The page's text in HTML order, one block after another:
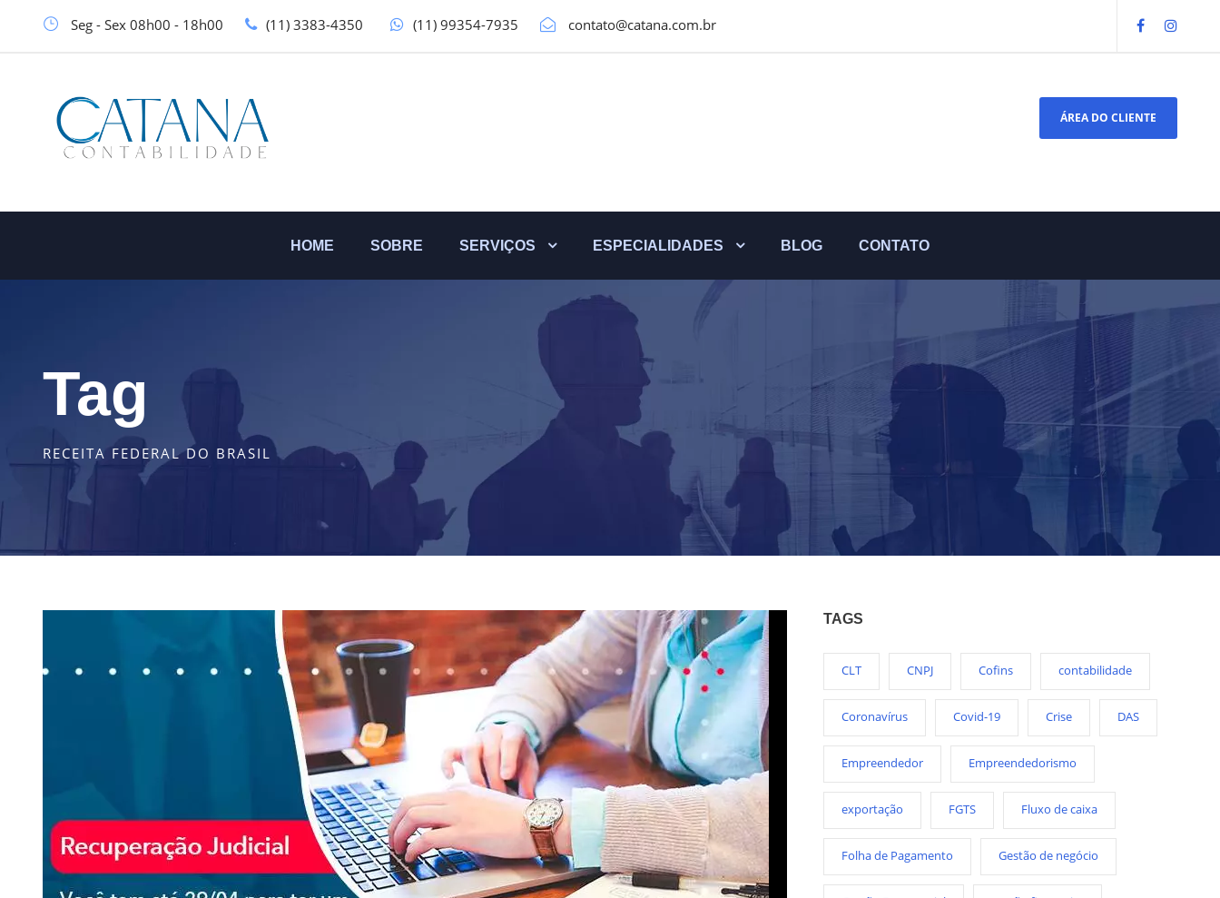
Seg - Sex 08h00 - 18h00 (11) 3383-4350 (11) 99354-7935 contato@catana.com.br
ÁREA DO CLIENTE
HOME SOBRE SERVIÇOS ESPECIALIDADES BLOG CONTATO
Tag
RECEITA FEDERAL DO BRASIL
TAGS
CLT CNPJ Cofins contabilidade
Coronavírus Covid-19 Crise DAS
Empreendedor Empreendedorismo
exportação FGTS Fluxo de caixa
Folha de Pagamento Gestão de negócio